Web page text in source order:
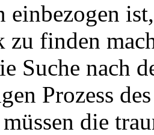
einbezogen
zu finden
Suche nach
Prozess
die